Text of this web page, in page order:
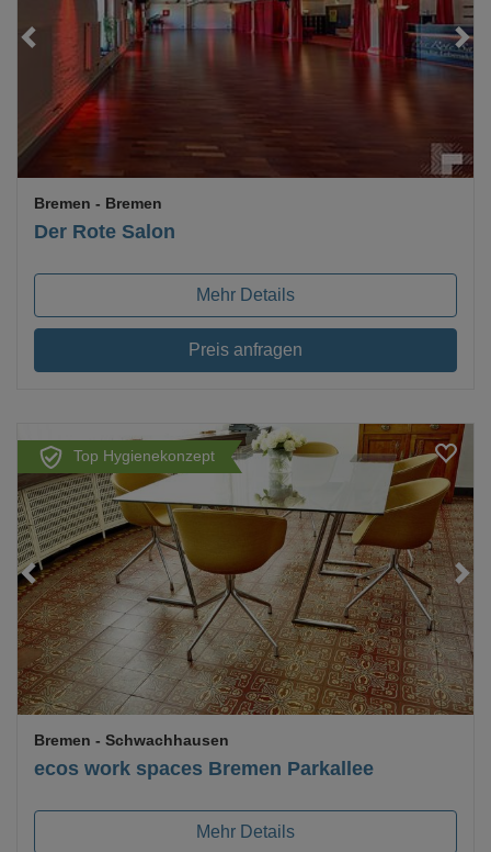
Loading...
Der Rote Salon
Bremen - Bremen
Mehr Details
Preis anfragen
Top Hygienekonzept
Loading...
ecos work spaces Bremen Parkallee
Bremen - Schwachhausen
Mehr Details